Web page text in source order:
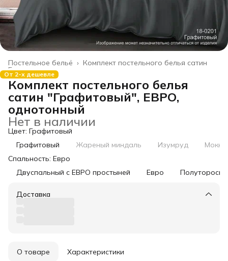
Комплект постельного белья сатин
Постельное бельё ›
Главная ›
От 2-х дешевле
Комплект постельного белья
сатин "Графитовый", ЕВРО,
однотонный
Нет в наличии
Цвет: Графитовый
Графитовый
Жареный миндаль Изумруд
Мокко
Спальность: Евро
Двуспальный с ЕВРО простыней
Евро
Доставка
О товаре Характеристики